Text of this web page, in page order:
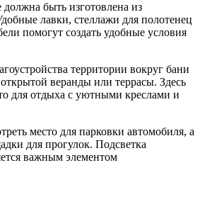
быть изготовлена из
лавки, стеллажи для полотенец
помогут создать удобные условия
территории вокруг бани
открытой веранды или террасы. Здесь
для отдыха с уютными креслами и
место для парковки автомобиля, а
для прогулок. Подсветка
важным элементом